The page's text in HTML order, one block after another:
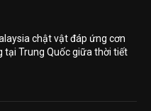
chật vật đáp ứng cơn
tại Trung Quốc giữa thời tiết